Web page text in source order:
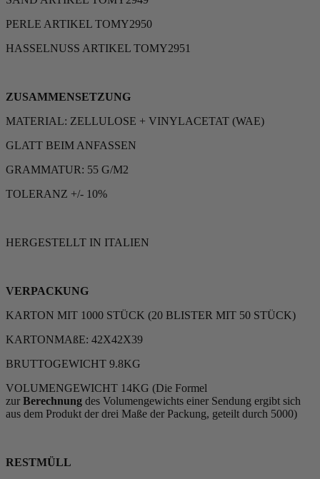
PERLE ARTIKEL TOMY2950
HASSELNUSS ARTIKEL TOMY2951
ZUSAMMENSETZUNG
MATERIAL: ZELLULOSE + VINYLACETAT (WAE)
GLATT BEIM ANFASSEN
GRAMMATUR: 55 G/M2
TOLERANZ +/- 10%
HERGESTELLT IN ITALIEN
VERPACKUNG
KARTON MIT 1000 STÜCK (20 BLISTER MIT 50 STÜCK)
KARTONMAßE: 42X42X39
BRUTTOGEWICHT 9.8KG
VOLUMENGEWICHT 14KG (Die Formel
zur Berechnung des Volumengewichts einer Sendung ergibt sich
aus dem Produkt der drei Maße der Packung, geteilt durch 5000)
RESTMÜLL